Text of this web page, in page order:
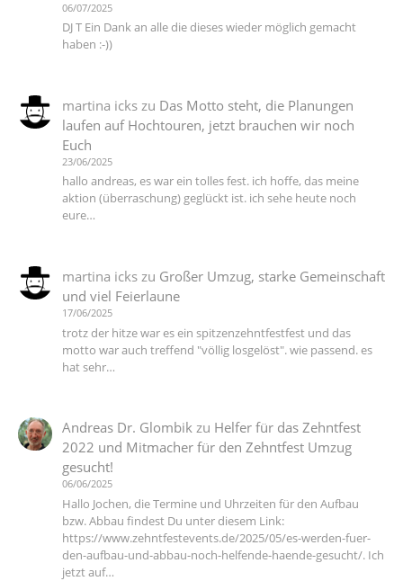
06/07/2025
DJ T Ein Dank an alle die dieses wieder möglich gemacht
haben :-))
martina ickszu Das Motto steht, die Planungen
laufen auf Hochtouren, jetzt brauchen wir noch
Euch
23/06/2025
hallo andreas, es war ein tolles fest. ich hoffe, das meine
aktion (überraschung) geglückt ist. ich sehe heute noch
eure…
martina ickszu Großer Umzug, starke Gemeinschaft
und viel Feierlaune
17/06/2025
trotz der hitze war es ein spitzenzehntfestfest und das
motto war auch treffend "völlig losgelöst". wie passend. es
hat sehr…
Andreas Dr. Glombik zu Helfer für das Zehntfest
2022 und Mitmacher für den Zehntfest Umzug
gesucht!
06/06/2025
Hallo Jochen, die Termine und Uhrzeiten für den Aufbau
bzw. Abbau findest Du unter diesem Link:
https://www.zehntfestevents.de/2025/05/es-werden-fuer-
den-aufbau-und-abbau-noch-helfende-haende-gesucht/. Ich
jetzt auf…